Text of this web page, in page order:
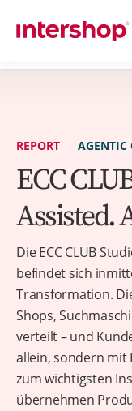
REPORT AGENTIC
ECC
Assisted.
Die ECC CLUB
befindet sich
Transformation.
Shops,
verteilt – und
allein, sondern mit
zum wichtigsten
übernehmen